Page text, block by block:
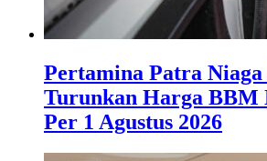
Pertamina Patra
Turunkan Harga BBM
Per 1 Agustus 2026